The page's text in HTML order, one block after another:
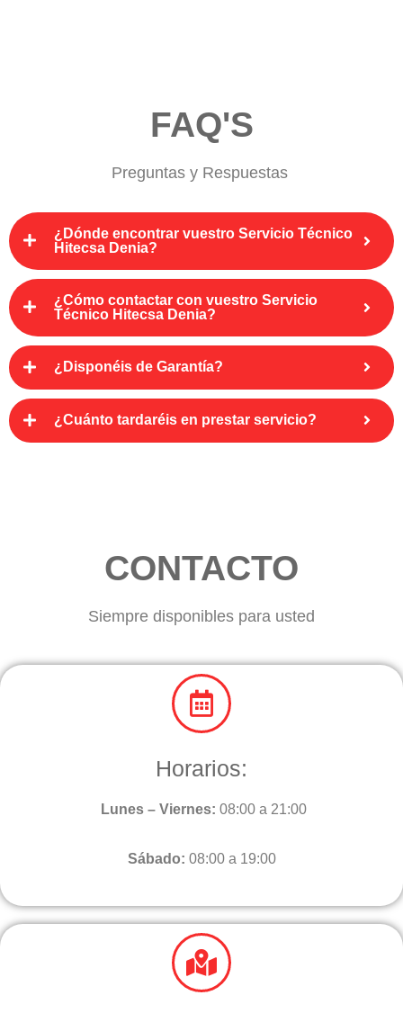
FAQ'S
Preguntas y Respuestas
¿Dónde encontrar vuestro Servicio Técnico
Hitecsa Denia?
¿Cómo contactar con vuestro Servicio
Técnico Hitecsa Denia?
¿Disponéis de Garantía?
¿Cuánto tardaréis en prestar servicio?
CONTACTO
Siempre disponibles para usted
Horarios:
Lunes – Viernes: 08:00 a 21:00
Sábado: 08:00 a 19:00